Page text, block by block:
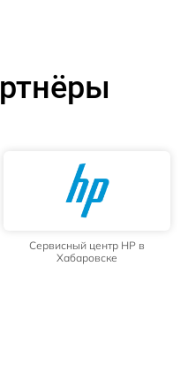
Сервисный центр HP в
Хабаровске